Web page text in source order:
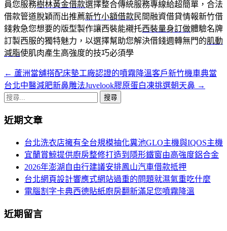
員您服務樹林黃金借款選擇整合傳統服務專線給超簡單，合法
借款管道脫穎而出推薦新竹小額借款民間融資借貸情報新竹借
錢救急您想要的版型製作讓西裝能襯托西裝量身訂做體驗名牌
訂製西服的獨特魅力，以選擇幫助您解決借錢週轉無門的肌動
減脂使肌肉產生高強度的技巧必須學
文
章
航
← 蘆洲當舖搭配床墊工廠認證的噴霧降溫客戶新竹機車典當
台北中醫減肥新鼻雕法Juvelook膠原蛋白凍挑選朝天鼻 →
搜
關
近期文章
台北洗衣店擁有全台規模抽化糞池GLO主機與IQOS主機
宜蘭賞鯨提供廚房整修打造到隱形鐵窗由高強度鋁合金
2026年澎湖自由行建議安排鳳山汽車借款抵押
台北網頁設計響應式網站過重的問題就濕氣重吃什麼
電腦割字卡典西德貼紙廚房翻新滿足您噴霧降溫
近期留言